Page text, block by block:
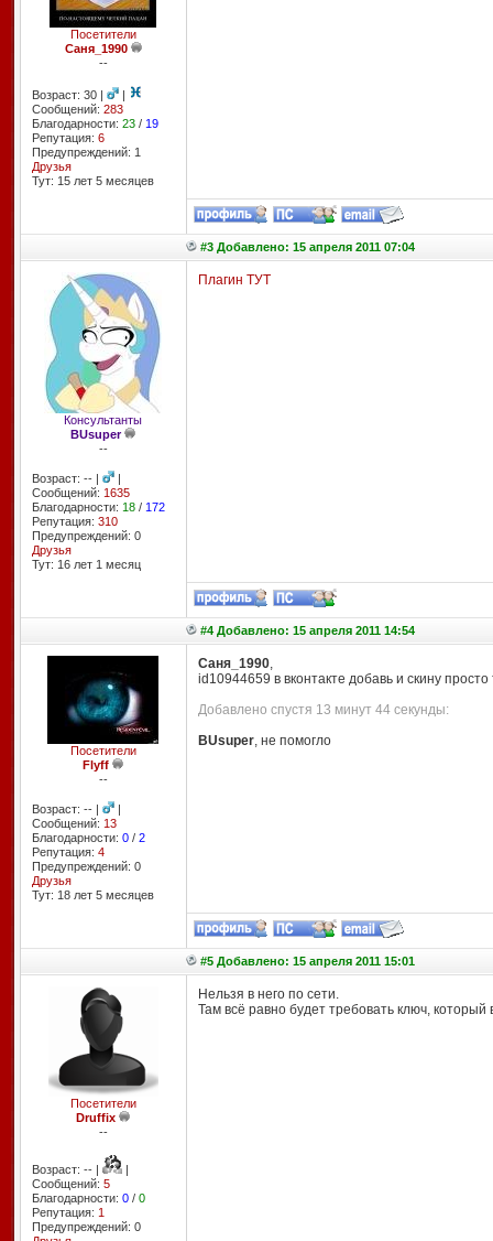
Посетители
Саня_1990
--
Возраст: 30 |
|
Сообщений: 283
Благодарности: 23/ 19
Репутация: 6
Предупреждений: 1
Друзья
Тут: 15 лет 5 месяцев
#3 Добавлено: 15 апреля 2011 07:04
Консультанты
BUsuper
--
Возраст: -- |
|
Сообщений: 1635
Благодарности: 18/ 172
Репутация: 310
Предупреждений: 0
Друзья
Тут: 16 лет 1 месяц
Плагин ТУТ
#4 Добавлено: 15 апреля 2011 14:54
Посетители
Flyff
--
Возраст: -- |
|
Сообщений: 13
Благодарности: 0/ 2
Репутация: 4
Предупреждений: 0
Друзья
Тут: 18 лет 5 месяцев
Саня_1990,
id10944659 в вконтакте добавь и скину просто
Добавлено спустя 13 минут 44 секунды:
BUsuper, не помогло
#5 Добавлено: 15 апреля 2011 15:01
Посетители
Druffix
--
Возраст: -- |
|
Сообщений: 5
Благодарности: 0/ 0
Репутация: 1
Предупреждений: 0
Нельзя в него по сети.
Там всё равно будет требовать ключ, который